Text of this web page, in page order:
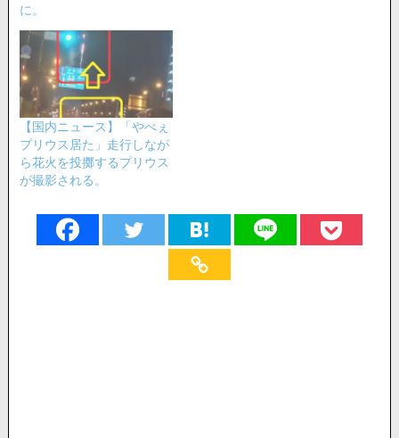
に。
【国内ニュース】「やべぇ
プリウス居た」走行しなが
ら花火を投擲するプリウス
が撮影される。